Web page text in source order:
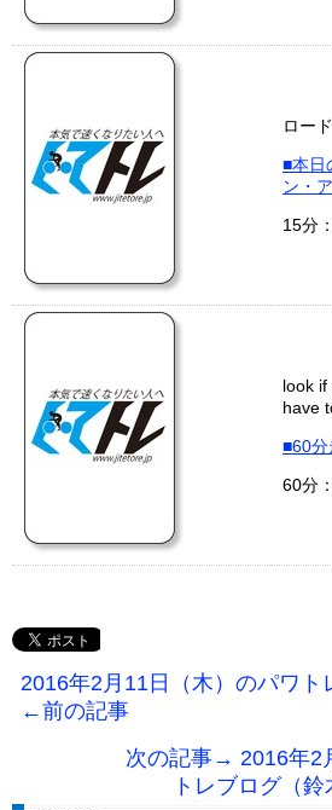
ロー
■本日
ン・
15分
look if
have
■60分
60分
2016年2月11日（木）のパワト
←前の記事
次の記事→ 2016年2
トレブログ（鈴